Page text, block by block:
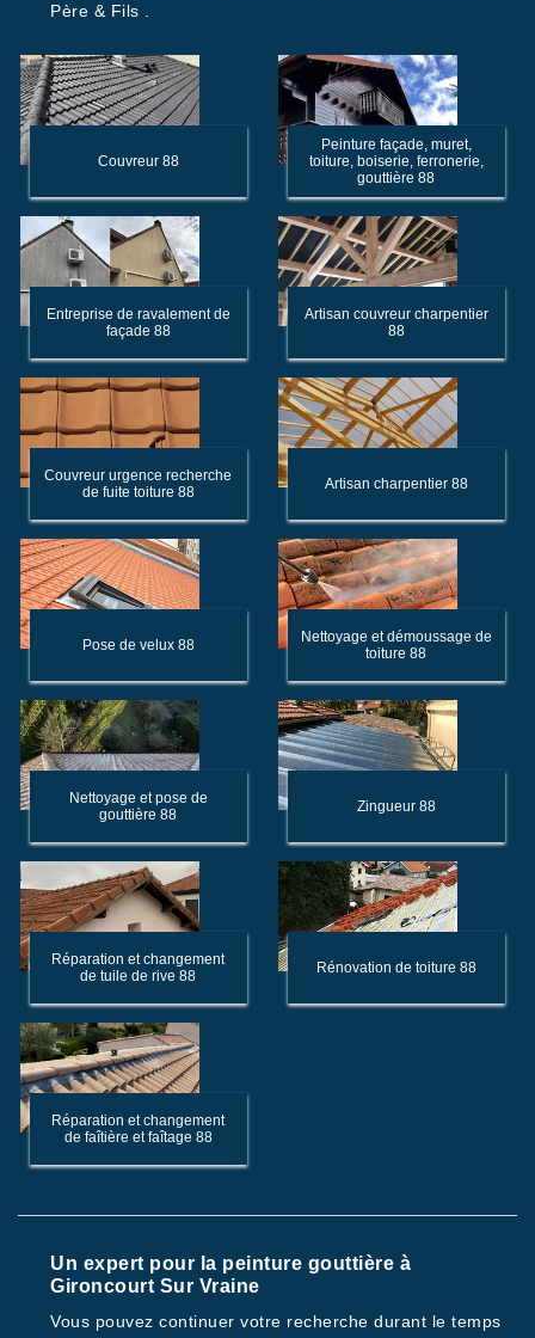
Père & Fils .
Couvreur 88
Peinture façade, muret,
toiture, boiserie, ferronerie,
gouttière 88
Entreprise de ravalement de
façade 88
Artisan couvreur charpentier
88
Couvreur urgence recherche
de fuite toiture 88
Artisan charpentier 88
Pose de velux 88
Nettoyage et démoussage de
toiture 88
Nettoyage et pose de
gouttière 88
Zingueur 88
Réparation et changement
de tuile de rive 88
Rénovation de toiture 88
Réparation et changement
de faîtière et faîtage 88
Un expert pour la peinture gouttière à
Gironcourt Sur Vraine
Vous pouvez continuer votre recherche durant le temps